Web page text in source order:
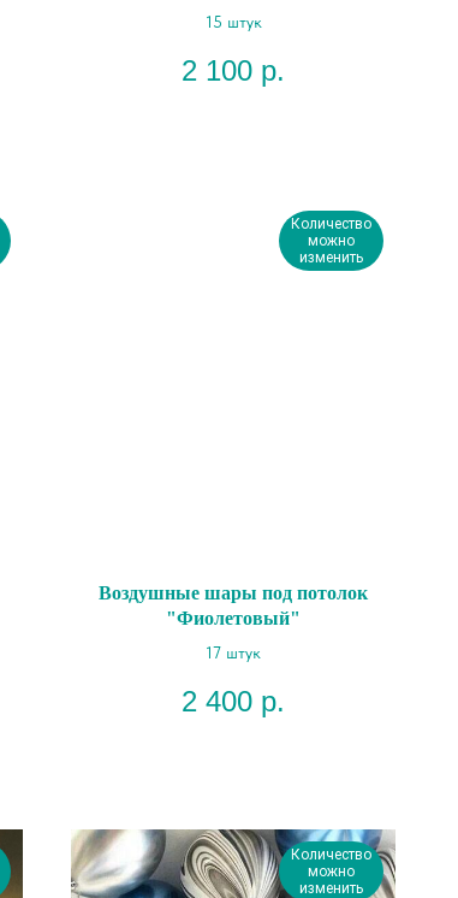
15 штук
2 100 р.
Количество
можно
изменить
Воздушные шары под потолок
"Фиолетовый"
17 штук
2 400 р.
Количество
можно
изменить